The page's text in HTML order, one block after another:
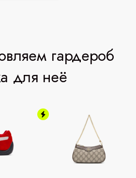
гардероб
для неё